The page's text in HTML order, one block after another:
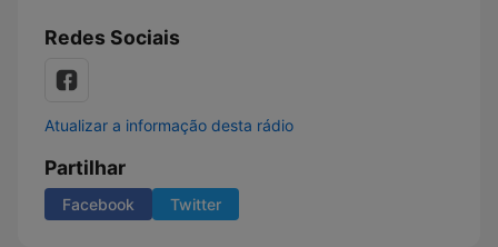
Redes Sociais
Atualizar a informação desta rádio
Partilhar
Facebook Twitter